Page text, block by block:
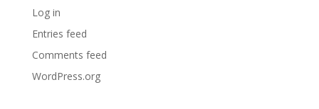
Log in
Entries feed
Comments feed
WordPress.org